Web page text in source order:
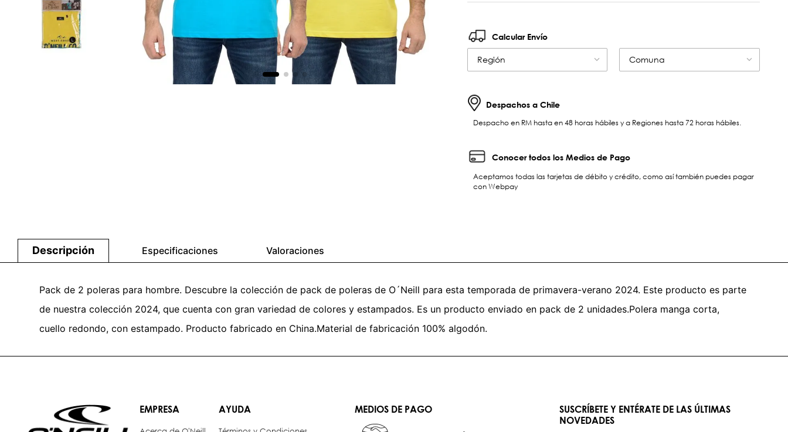
Calcular Envío
Región Comuna
Despachos a Chile
Despacho en RM hasta en 48 horas hábiles y a Regiones hasta 72 horas hábiles.
Conocer todos los Medios de Pago
Aceptamos todas las tarjetas de débito y crédito, como así también puedes pagar
con Webpay
Descripción Especificaciones Valoraciones
Pack de 2 poleras para hombre. Descubre la colección de pack de poleras de O´Neill para esta temporada de primavera-verano 2024. Este producto es parte
de nuestra colección 2024, que cuenta con gran variedad de colores y estampados. Es un producto enviado en pack de 2 unidades.Polera manga corta,
cuello redondo, con estampado. Producto fabricado en China.Material de fabricación 100% algodón.
EMPRESA AYUDA MEDIOS DE PAGO
SUSCRÍBETE Y ENTÉRATE DE LAS ÚLTIMAS
NOVEDADES